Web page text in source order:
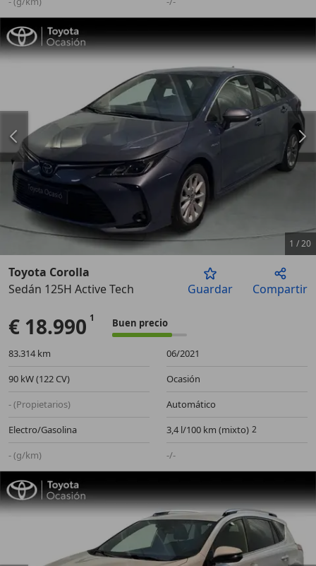
Anterior
1 /20
Toyota Corolla
Sedán 125H Active Tech
Guardar Compartir
€ 18.990 Buen precio
83.314 km
06/2021
90 kW (122 CV)
Ocasión
- (Propietarios)
Automático
Electro/Gasolina
3,4 l/100 km (mixto)
- (g/km)
-/-